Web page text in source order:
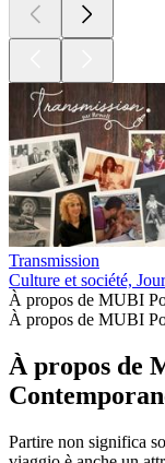
Transmission
Culture et société,
À propos de MUBI
À propos de MUBI
À propos de
Partire non significa